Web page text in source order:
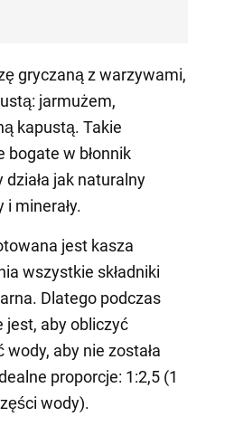
gryczaną z warzywami,
jarmużem,
kapustą. Takie
bogate w błonnik
jak naturalny
minerały.
jest kasza
wszystkie składniki
Dlatego podczas
aby obliczyć
aby nie została
proporcje: 1:2,5 (1
wody).